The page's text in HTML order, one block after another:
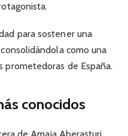
para sostener una
como una
prometedoras de España.
conocidos
de Amaia Aberasturi